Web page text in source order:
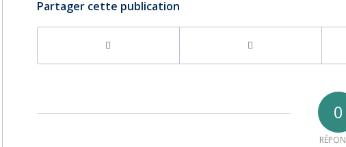
Partager cette publication
0